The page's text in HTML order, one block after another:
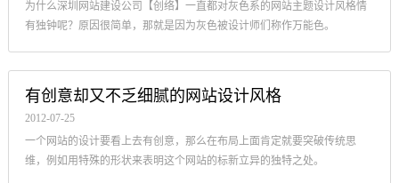
为什么深圳网站建设公司【创络】一直都对灰色系的网站主题设计风格情
有独钟呢？原因很简单，那就是因为灰色被设计师们称作万能色。
有创意却又不乏细腻的网站设计风格
2012-07-25
一个网站的设计要看上去有创意，那么在布局上面肯定就要突破传统思
维，例如用特殊的形状来表明这个网站的标新立异的独特之处。